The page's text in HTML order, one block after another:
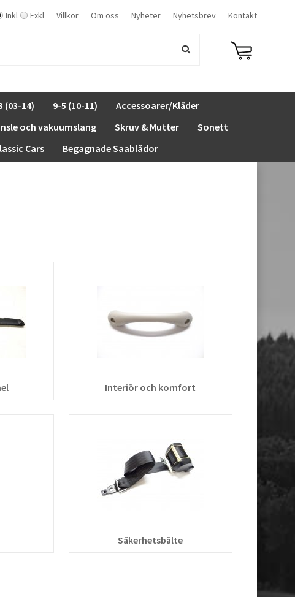
Inkl Exkl Villkor Om oss Nyheter Nyhetsbrev Kontakt
(03-14) 9-5 (10-11)
Accessoarer/Kläder
och vakuumslang Skruv & Mutter
Sonett
Cars Begagnade Saablådor
Interiör och komfort
Säkerhetsbälte